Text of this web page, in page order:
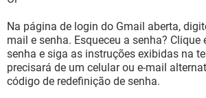
Na página de login do Gmail aberta,
mail e senha. Esqueceu a senha? Clique
senha e siga as instruções exibidas na
precisará de um celular ou e-mail
código de redefinição de senha.